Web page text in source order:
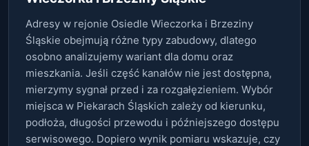
Adresy w rejonie Osiedle Wieczorka i Brzeziny
Śląskie obejmują różne typy zabudowy, dlatego
osobno analizujemy wariant dla domu oraz
mieszkania. Jeśli część kanałów nie jest dostępna,
mierzymy sygnał przed i za rozgałęzieniem. Wybór
miejsca w Piekarach Śląskich zależy od kierunku,
podłoża, długości przewodu i późniejszego dostępu
serwisowego. Dopiero wynik pomiaru wskazuje, czy